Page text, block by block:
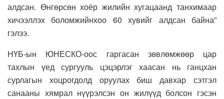
алдсан. Өнгөрсөн хоёр жилийн хугацаанд танхимаар
хичээллэх боломжийнхоо 60 хувийг алдсан байна”
гэлээ.
НҮБ-ын ЮНЕСКО-оос гаргасан зөвлөмжөөр цар
тахлын үед сургууль цэцэрлэг хаасан нь ганцхан
сурлагын хоцрогдолд оруулах биш давхар сэтгэл
санааны хямрал нүүрэлсэн он жилүүд болсон гэсэн